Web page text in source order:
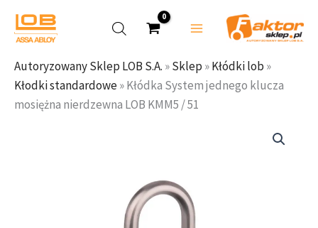
treści
Autoryzowany Sklep LOB S.A. »Sklep »Kłódki lob »
Kłodki standardowe»Kłódka System jednego klucza
mosiężna nierdzewna LOB KMM5 / 51
89,42 zł
do
92,54 zł